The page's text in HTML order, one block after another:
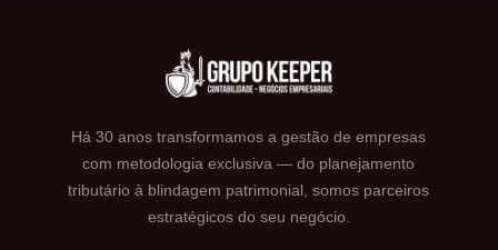
Há 30 anos transformamos a gestão de empresas
com metodologia exclusiva — do planejamento
tributário à blindagem patrimonial, somos parceiros
estratégicos do seu negócio.